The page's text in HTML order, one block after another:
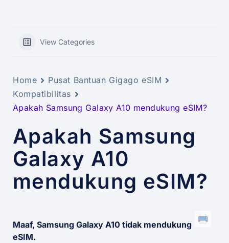
View Categories
Home
Pusat Bantuan Gigago eSIM
Kompatibilitas
Apakah Samsung Galaxy A10 mendukung eSIM?
Apakah Samsung
Galaxy A10
mendukung eSIM?
Maaf, Samsung Galaxy A10 tidak mendukung
eSIM.